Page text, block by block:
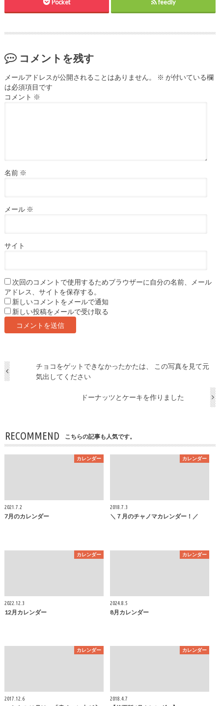
Pocket feedly
コメントを残す
メールアドレスが公開されることはありません。 ※ が付いている欄
は必須項目です
コメント ※
名前 ※
メール ※
サイト
次回のコメントで使用するためブラウザーに自分の名前、メール
アドレス、サイトを保存する。
新しいコメントをメールで通知
新しい投稿をメールで受け取る
チョコをゲットできなかったかたは、 この写真を見て元
気出してください
ドーナッツとケーキを作りました
RECOMMEND こちらの記事も人気です。
カレンダー
2021.7.2
7月のカレンダー
カレンダー
2018.7.3
＼７月のチャノマカレンダー！／
カレンダー
2022.12.3
12月カレンダー
カレンダー
2024.8.5
8月カレンダー
カレンダー
2017.12.6
カレンダー
2018.4.7